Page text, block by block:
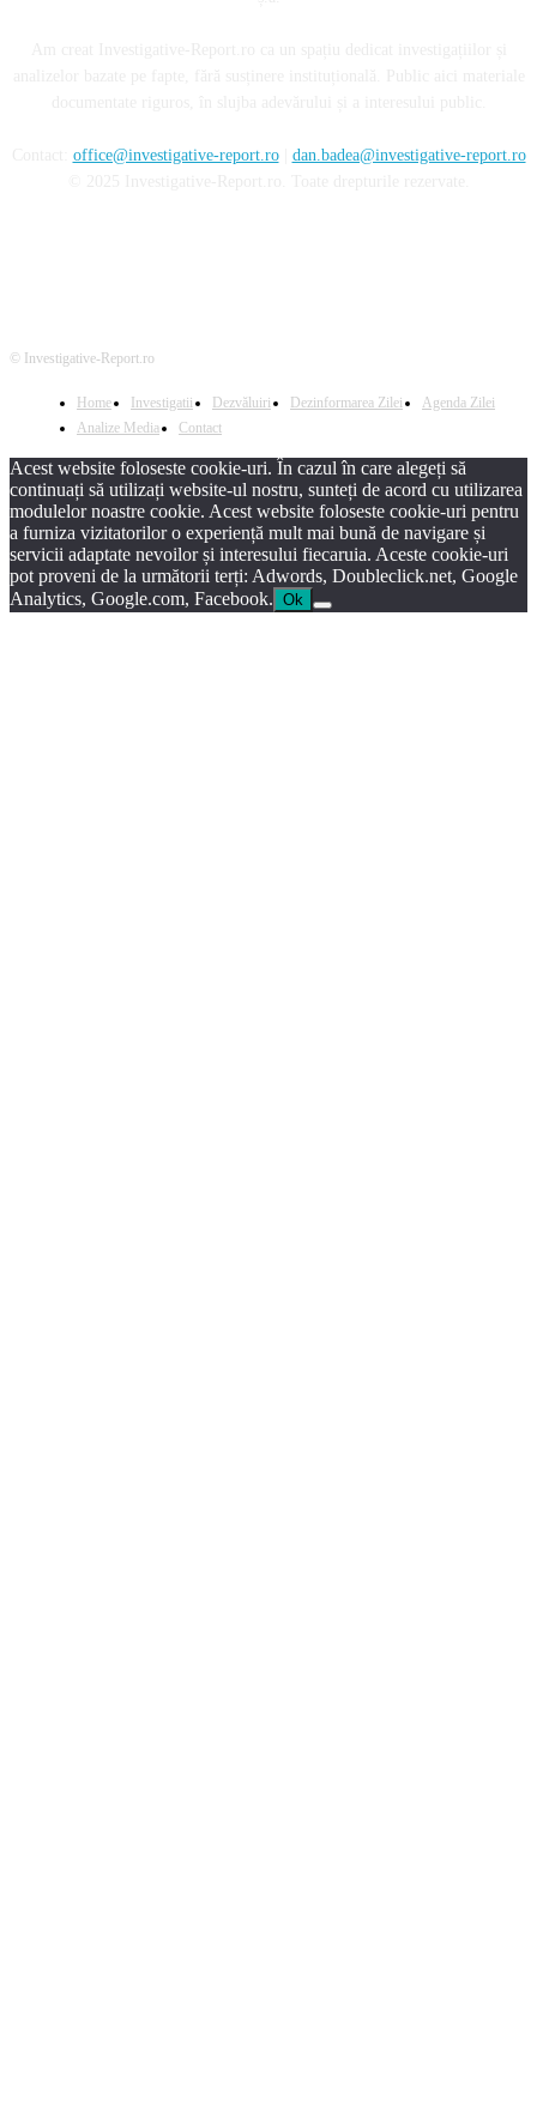
office@investigative-report.ro| dan.badea@investigative-report.ro
© Investigative-Report.ro
Home Investigatii Dezvăluiri Dezinformarea Zilei
Agenda Zilei
Analize Media
Contact
Acest website foloseste cookie-uri. În cazul în care alegeți să
continuați să utilizați website-ul nostru, sunteți de acord cu utilizarea
modulelor noastre cookie. Acest website foloseste cookie-uri pentru
a furniza vizitatorilor o experiență mult mai bună de navigare și
servicii adaptate nevoilor și interesului fiecaruia. Aceste cookie-uri
pot proveni de la următorii terți: Adwords, Doubleclick.net, Google
Analytics, Google.com, Facebook. Ok